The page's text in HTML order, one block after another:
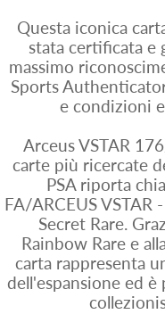
Questa iconica
stata certificata e
massimo
Sports
e condizioni
Arceus VSTAR
carte più ricercate
PSA riporta
FA/ARCEUS VSTAR
Secret Rare.
Rainbow Rare e
carta rappresenta
dell'espansione ed